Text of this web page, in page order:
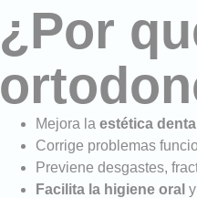
¿Por
Mejora la estética dental
Corrige problemas
Previene desgastes,
Facilita la higiene oral